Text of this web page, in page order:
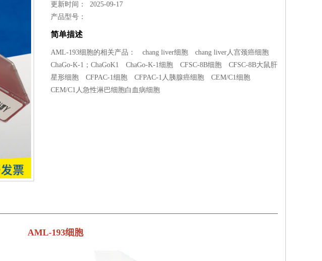
更新时间： 2025-09-17
产品型号：
简单描述
AML-193细胞的相关产品： chang liver细胞 chang liver人宫颈癌细胞
ChaGo-K-1；ChaGoK1 ChaGo-K-1细胞 CFSC-8B细胞 CFSC-8B大鼠肝
星形细胞 CFPAC-1细胞 CFPAC-1人胰腺癌细胞 CEM/C1细胞
CEM/C1人急性淋巴细胞白血病细胞
AML-193细胞